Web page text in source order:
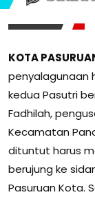
KOTA
penyalagunaan
kedua Pasutri
Fadhilah,
Kecamatan
dituntut harus
berujung ke
Pasuruan Kota.